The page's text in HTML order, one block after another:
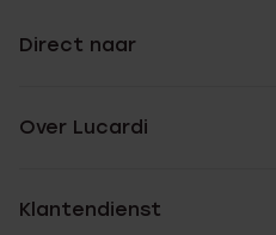
Direct naar
Over Lucardi
Klantendienst